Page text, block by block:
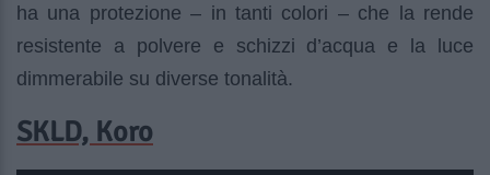
ha una protezione – in tanti colori – che la rende
resistente a polvere e schizzi d’acqua e la luce
dimmerabile su diverse tonalità.
SKLD, Koro